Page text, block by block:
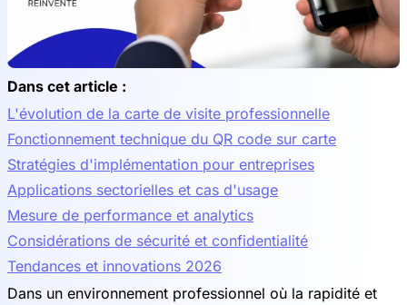
Dans cet article :
L'évolution de la carte de visite professionnelle
Fonctionnement technique du QR code sur carte
Stratégies d'implémentation pour entreprises
Applications sectorielles et cas d'usage
Mesure de performance et analytics
Considérations de sécurité et confidentialité
Tendances et innovations 2026
Dans un environnement professionnel où la rapidité et